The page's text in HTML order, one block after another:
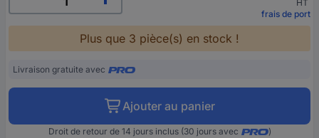
HT
frais de port
Plus que 3 pièce(s) en stock !
Livraison gratuite avec
Ajouter au panier
Droit de retour de 14 jours inclus (30 jours avec )